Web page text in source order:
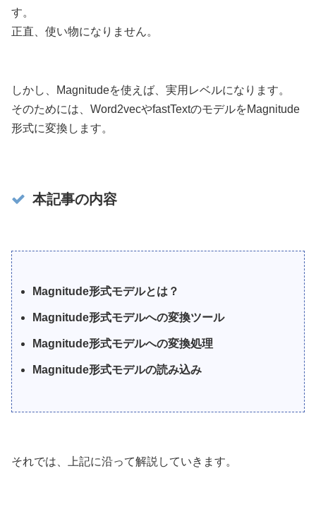
す。
正直、使い物になりません。
しかし、Magnitudeを使えば、実用レベルになります。
そのためには、Word2vecやfastTextのモデルをMagnitude
形式に変換します。
本記事の内容
Magnitude形式モデルとは？
Magnitude形式モデルへの変換ツール
Magnitude形式モデルへの変換処理
Magnitude形式モデルの読み込み
それでは、上記に沿って解説していきます。